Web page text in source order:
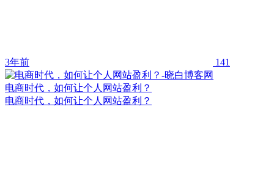
3年前 141
电商时代，如何让个人网站盈利？
电商时代，如何让个人网站盈利？